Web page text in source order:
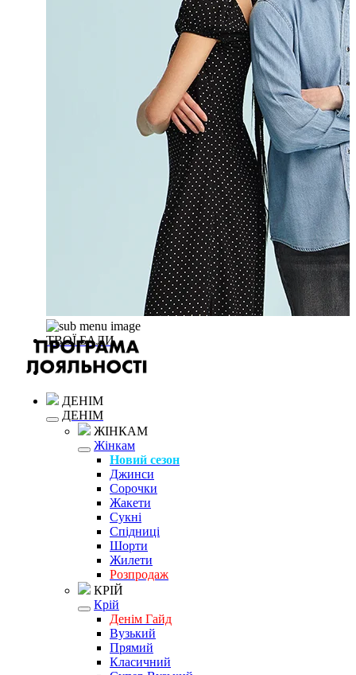
ТВОЇ БАЛИ
ДЕНІМ
ДЕНІМ
ЖІНКАМ
Жінкам
Новий сезон
Джинси
Сорочки
Жакети
Сукні
Спідниці
Шорти
Жилети
Розпродаж
КРІЙ
Крій
Денім Гайд
Вузький
Прямий
Класичний